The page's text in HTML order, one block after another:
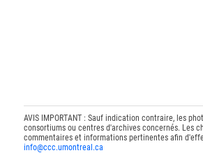
AVIS IMPORTANT : Sauf indication contraire, les
consortiums ou centres d'archives concernés. Les
commentaires et informations pertinentes afin
info@ccc.umontreal.ca